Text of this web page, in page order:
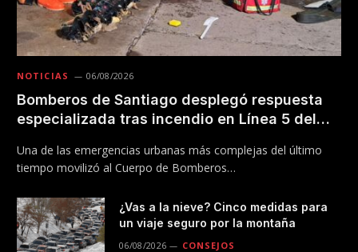
NOTICIAS 06/08/2026
Bomberos de Santiago desplegó respuesta
especializada tras incendio en Línea 5 del
Una de las emergencias urbanas más complejas del último
tiempo movilizó al Cuerpo de Bomberos…
¿Vas a la nieve? Cinco medidas para
un viaje seguro por la montaña
06/08/2026 CONSEJOS